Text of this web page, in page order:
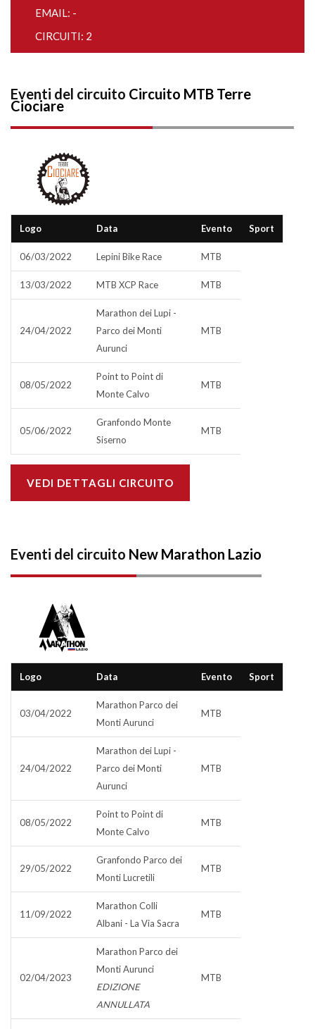
EMAIL: -
CIRCUITI: 2
Eventi del circuito Circuito MTB Terre
Ciociare
Logo Data Evento Sport
06/03/2022 Lepini Bike Race MTB
13/03/2022 MTB XCP Race MTB
24/04/2022
Marathon dei Lupi -
Parco dei Monti
Aurunci
MTB
08/05/2022
Point to Point di
Monte Calvo
MTB
05/06/2022
Granfondo Monte
Siserno
MTB
VEDI DETTAGLI CIRCUITO
Eventi del circuito New Marathon Lazio
Logo Data Evento Sport
03/04/2022
Marathon Parco dei
Monti Aurunci
MTB
24/04/2022
Marathon dei Lupi -
Parco dei Monti
Aurunci
MTB
08/05/2022
Point to Point di
Monte Calvo
MTB
29/05/2022
Granfondo Parco dei
Monti Lucretili
MTB
11/09/2022
Marathon Colli
Albani - La Via Sacra
MTB
02/04/2023
Marathon Parco dei
Monti Aurunci
EDIZIONE
ANNULLATA
MTB